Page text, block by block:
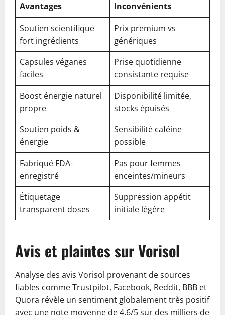
Avantages
Inconvénients
Soutien scientifique
fort ingrédients
Prix premium vs
génériques
Capsules véganes
faciles
Prise quotidienne
consistante requise
Boost énergie naturel
propre
Disponibilité limitée,
stocks épuisés
Soutien poids &
énergie
Sensibilité caféine
possible
Fabriqué FDA-
enregistré
Pas pour femmes
enceintes/mineurs
Étiquetage
transparent doses
Suppression appétit
initiale légère
Avis et plaintes sur Vorisol
Analyse des avis Vorisol provenant de sources
fiables comme Trustpilot, Facebook, Reddit, BBB et
Quora révèle un sentiment globalement très positif
avec une note moyenne de 4,6/5 sur des milliers de